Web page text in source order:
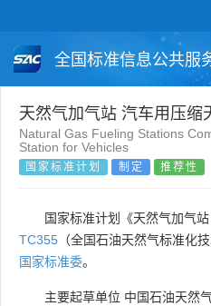
全国标准信息公共服
国家标准 行业
团体标准
天然气加气站 汽车用压缩
Natural Gas Fueling Stations
Station for Vehicles
国家标准计划 制定 推荐性
国家标准计划《天然气加气
TC355 （全国石油天然气标准化
国家标准委。
主要起草单位 中国石油天然